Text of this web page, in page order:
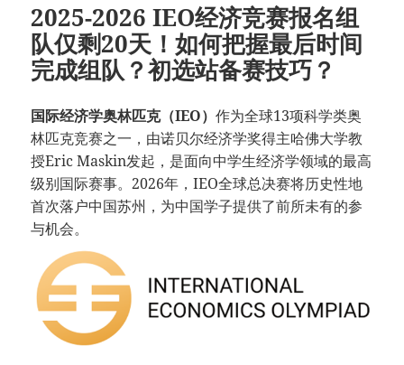
2025-2026 IEO经济竞赛报名组
队仅剩20天！如何把握最后时间
完成组队？初选站备赛技巧？
国际经济学奥林匹克（IEO）作为全球13项科学类奥
林匹克竞赛之一，由诺贝尔经济学奖得主哈佛大学教
授Eric Maskin发起，是面向中学生经济学领域的最高
级别国际赛事。2026年，IEO全球总决赛将历史性地
首次落户中国苏州，为中国学子提供了前所未有的参
与机会。